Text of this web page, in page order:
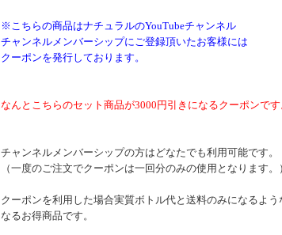
※こちらの商品はナチュラルのYouTubeチャンネル
チャンネルメンバーシップにご登録頂いたお客様には
クーポンを発行しております。
なんとこちらのセット商品が3000円引きになるクーポンです
チャンネルメンバーシップの方はどなたでも利用可能です。
（一度のご注文でクーポンは一回分のみの使用となります。
クーポンを利用した場合実質ボトル代と送料のみになるよ
なるお得商品です。